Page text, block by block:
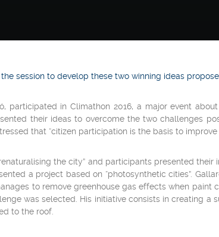
session to develop these two winning ideas
participated in Climathon 2016, a major event
their ideas to overcome the two challenges
that “citizen participation is the basis to improve
the city” and participants presented
a project based on “photosynthetic cities”.
to remove greenhouse gas effects when
was selected. His initiative consists in creating
to the roof.